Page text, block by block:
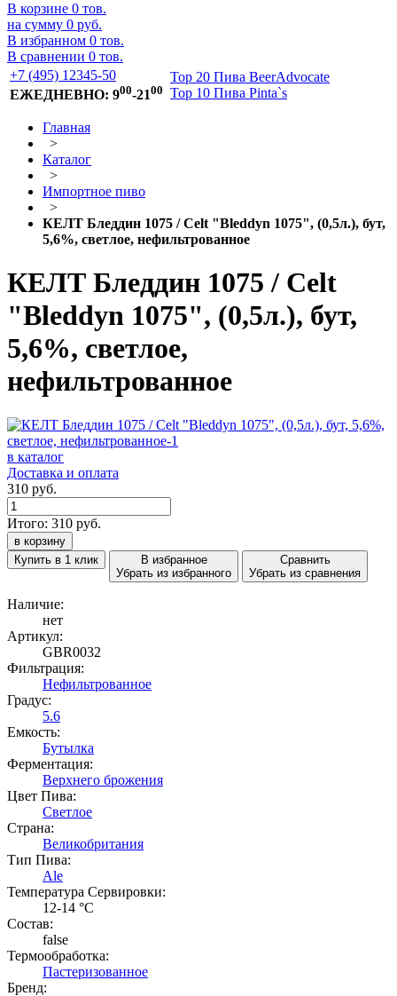
В корзине 0 тов.
на сумму 0 руб.
В избранном 0 тов.
В сравнении 0 тов.
+7 (495) 12345-50
ЕЖЕДНЕВНО: 900-2100
Top 20 Пива BeerAdvocate
Top 10 Пива Pinta`s
Главная
>
Каталог
>
Импортное пиво
>
КЕЛТ Бледдин 1075 / Celt "Bleddyn 1075", (0,5л.), бут,
5,6%, светлое, нефильтрованное
КЕЛТ Бледдин 1075 / Celt
"Bleddyn 1075", (0,5л.), бут,
5,6%, светлое,
нефильтрованное
в каталог
Доставка и оплата
310 руб.
Итого: 310 руб.
в корзину
Купить в 1 клик
В избранное
Убрать из избранного
Сравнить
Убрать из сравнения
Наличие:
нет
Артикул:
GBR0032
Фильтрация:
Нефильтрованное
Градус:
5.6
Емкость:
Бутылка
Ферментация:
Верхнего брожения
Цвет Пива:
Светлое
Страна:
Великобритания
Тип Пива:
Ale
Температура Cервировки:
12-14 °С
Состав:
false
Термообработка:
Пастеризованное
Бренд: